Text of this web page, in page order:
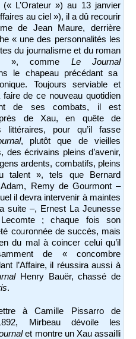
L’Orateur ») au 13 janvier
au ciel »), il a dû recourir
de Jean Maure, derrière
« une des personnalités les
du journalisme et du roman
», comme Le Journal
le chapeau précédant sa
Toujours serviable et
faire de ce nouveau quotidien
de ses combats, il
est
de Xau, en quête de
littéraires, pour qu’il fasse
, plutôt que de vieilles
des écrivains pleins d’avenir,
ardents, combatifs, pleins
talent », tels que Bernard
Remy de Gourmont –
il devra intervenir à maintes
suite –, Ernest La Jeunesse
; chaque fois son
couronnée de succès, mais
du mal à coincer celui qu’il
de « concombre
l’Affaire, il réussira aussi à
Henry Bauër, chassé de
.
à Camille Pissarro de
Mirbeau dévoile les
et montre un Xau assailli